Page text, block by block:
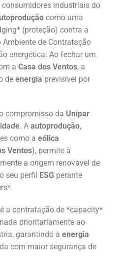
consumidores industriais do
como uma
(proteção) contra a
de Contratação
energética. Ao fechar um
a Casa dos Ventos, a
de energia previsível por
compromisso da Unipar
. A autoprodução,
como a eólica
Ventos), permite à
a origem renovável de
seu perfil
ESG perante
é a contratação de *capacity*
prioritariamente ao
garantindo a energia
com maior segurança de